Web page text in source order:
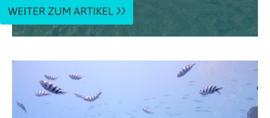
WEITER ZUM ARTIKEL